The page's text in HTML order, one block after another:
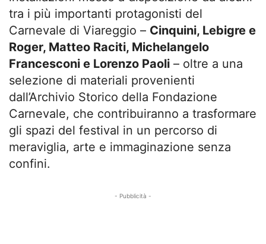
tra i più importanti protagonisti del
Carnevale di Viareggio – Cinquini, Lebigre e
Roger, Matteo Raciti, Michelangelo
Francesconi e Lorenzo Paoli – oltre a una
selezione di materiali provenienti
dall’Archivio Storico della Fondazione
Carnevale, che contribuiranno a trasformare
gli spazi del festival in un percorso di
meraviglia, arte e immaginazione senza
confini.
- Pubblicità -